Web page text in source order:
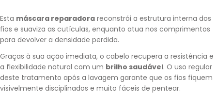
Esta máscara reparadora reconstrói a estrutura interna dos
fios e suaviza as cutículas, enquanto atua nos comprimentos
para devolver a densidade perdida.
Graças à sua ação imediata, o cabelo recupera a resistência e
a flexibilidade natural com um brilho saudável. O uso regular
deste tratamento após a lavagem garante que os fios fiquem
visivelmente disciplinados e muito fáceis de pentear.